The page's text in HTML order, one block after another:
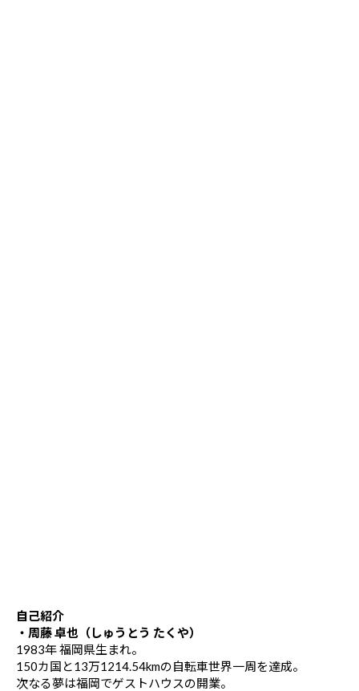
自己紹介
・周藤 卓也（しゅうとう たくや）
1983年 福岡県生まれ。
150カ国と13万1214.54kmの自転車世界一周を達成。
次なる夢は福岡でゲストハウスの開業。